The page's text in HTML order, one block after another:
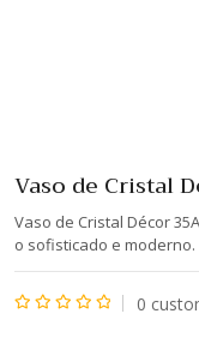
Vaso de Cristal
Vaso de Cristal Décor
o sofisticado e moderno.
0